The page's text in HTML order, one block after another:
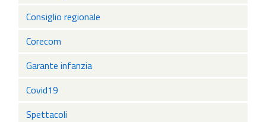
Consiglio regionale
Corecom
Garante infanzia
Covid19
Spettacoli